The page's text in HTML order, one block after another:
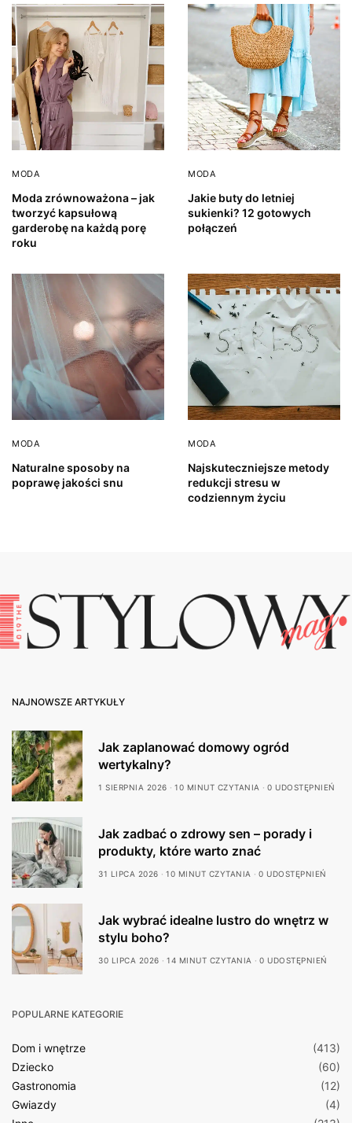
MODA
Moda zrównoważona – jak
tworzyć kapsułową
garderobę na każdą porę
roku
MODA
Jakie buty do letniej
sukienki? 12 gotowych
połączeń
MODA
Naturalne sposoby na
poprawę jakości snu
MODA
Najskuteczniejsze metody
redukcji stresu w
codziennym życiu
NAJNOWSZE ARTYKUŁY
Jak zaplanować domowy ogród
wertykalny?
1 SIERPNIA 2026 10 MINUT CZYTANIA 0 UDOSTĘPNIEŃ
Jak zadbać o zdrowy sen – porady i
produkty, które warto znać
31 LIPCA 2026 10 MINUT CZYTANIA 0 UDOSTĘPNIEŃ
Jak wybrać idealne lustro do wnętrz w
stylu boho?
30 LIPCA 2026 14 MINUT CZYTANIA 0 UDOSTĘPNIEŃ
POPULARNE KATEGORIE
Dom i wnętrze
(413)
Dziecko
(60)
Gastronomia
(12)
Gwiazdy
(4)